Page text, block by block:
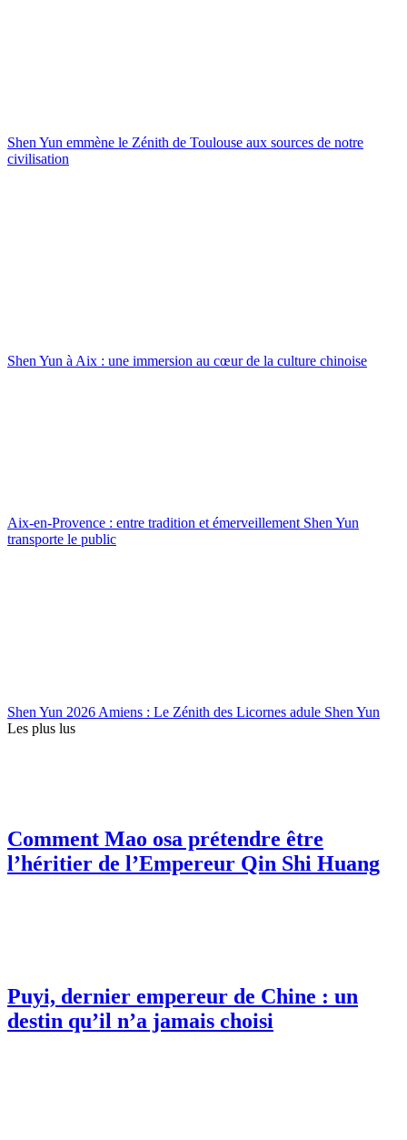
Shen Yun emmène le Zénith de Toulouse aux sources de notre
civilisation
Shen Yun à Aix : une immersion au cœur de la culture chinoise
Aix-en-Provence : entre tradition et émerveillement Shen Yun
transporte le public
Shen Yun 2026 Amiens : Le Zénith des Licornes adule Shen Yun
Les plus lus
Comment Mao osa prétendre être
l’héritier de l’Empereur Qin Shi Huang
Puyi, dernier empereur de Chine : un
destin qu’il n’a jamais choisi